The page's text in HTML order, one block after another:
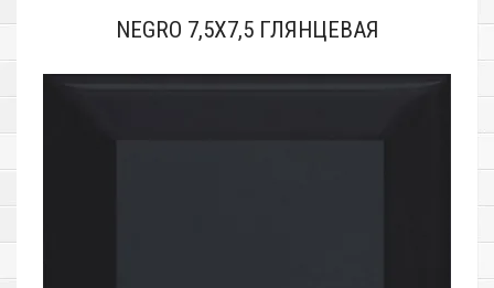
NEGRO 7,5X7,5 ГЛЯНЦЕВАЯ